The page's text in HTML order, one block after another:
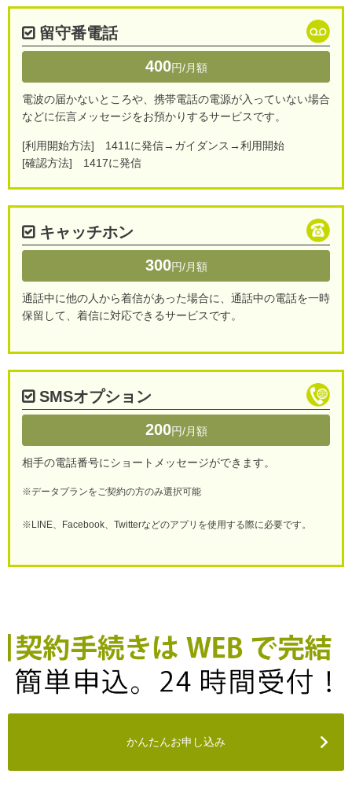
留守番電話
400円/月額
電波の届かないところや、携帯電話の電源が入っていない場合
などに伝言メッセージをお預かりするサービスです。
[利用開始方法] 1411に発信→ガイダンス→利用開始
[確認方法] 1417に発信
キャッチホン
300円/月額
通話中に他の人から着信があった場合に、通話中の電話を一時
保留して、着信に対応できるサービスです。
SMSオプション
200円/月額
相手の電話番号にショートメッセージができます。
※データプランをご契約の方のみ選択可能
※LINE、Facebook、Twitterなどのアプリを使用する際に必要です。
かんたんお申し込み